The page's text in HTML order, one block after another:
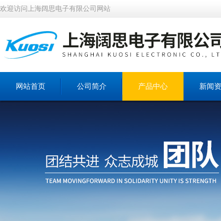
欢迎访问上海阔思电子有限公司网站
网站首页 公司简介 产品中心 新闻